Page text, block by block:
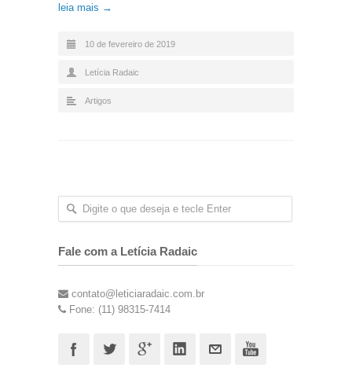
leia mais →
10 de fevereiro de 2019
Letícia Radaic
Artigos
Fale com a Letícia Radaic
contato@leticiaradaic.com.br
Fone: (11) 98315-7414